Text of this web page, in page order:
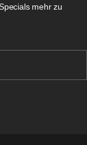
mehr zu